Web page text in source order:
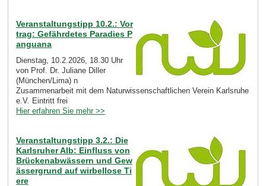
Veranstaltungstipp 10.2.: Vor
trag: Gefährdetes Paradies P
anguana
Dienstag, 10.2.2026, 18.30 Uhr
von Prof. Dr. Juliane Diller
(München/Lima) n
Zusammenarbeit mit dem Naturwissenschaftlichen Verein Karlsruhe
e.V. Eintritt frei
Hier erfahren Sie mehr >>
Veranstaltungstipp 3.2.: Die
Karlsruher Alb: Einfluss von
Brückenabwässern und Gew
ässergrund auf wirbellose Ti
ere